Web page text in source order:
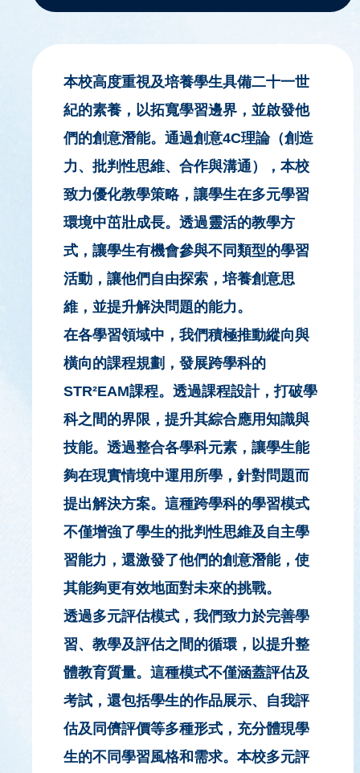
本校高度重視及培養學生具備二十一世
紀的素養，以拓寬學習邊界，並啟發他
們的創意潛能。通過創意4C理論（創造
力、批判性思維、合作與溝通），本校
致力優化教學策略，讓學生在多元學習
環境中茁壯成長。透過靈活的教學方
式，讓學生有機會參與不同類型的學習
活動，讓他們自由探索，培養創意思
維，並提升解決問題的能力。
在各學習領域中，我們積極推動縱向與
橫向的課程規劃，發展跨學科的
STR²EAM課程。透過課程設計，打破學
科之間的界限，提升其綜合應用知識與
技能。透過整合各學科元素，讓學生能
夠在現實情境中運用所學，針對問題而
提出解決方案。這種跨學科的學習模式
不僅增強了學生的批判性思維及自主學
習能力，還激發了他們的創意潛能，使
其能夠更有效地面對未來的挑戰。
透過多元評估模式，我們致力於完善學
習、教學及評估之間的循環，以提升整
體教育質量。這種模式不僅涵蓋評估及
考試，還包括學生的作品展示、自我評
估及同儕評價等多種形式，充分體現學
生的不同學習風格和需求。本校多元評